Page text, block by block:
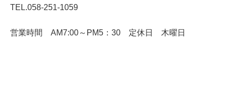
TEL.058-251-1059
営業時間 AM7:00～PM5：30 定休日 木曜日